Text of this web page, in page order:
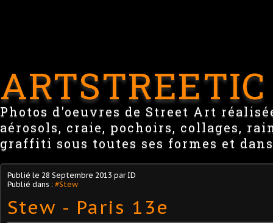
ARTSTREETIC
Photos d'oeuvres de Street Art
aérosols, craie, pochoirs, collages,
graffiti sous toutes ses formes et
Publié le 28 Septembre 2013 par ID
Publié dans : #Stew
Stew - Paris 13e